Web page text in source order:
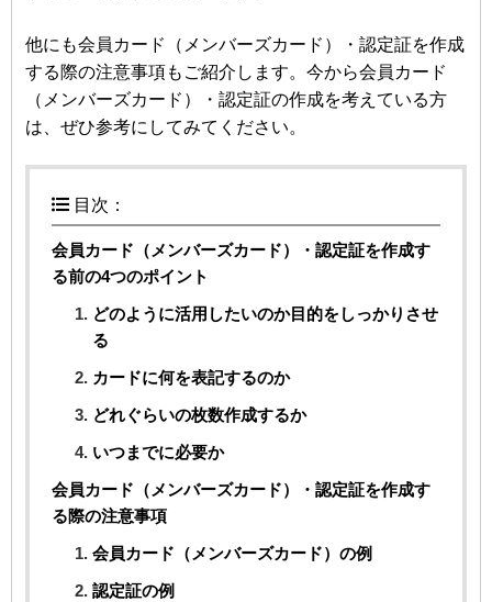
他にも会員カード（メンバーズカード）・認定証を作成
する際の注意事項もご紹介します。今から会員カード
（メンバーズカード）・認定証の作成を考えている方
は、ぜひ参考にしてみてください。
目次：
会員カード（メンバーズカード）・認定証を作成す
る前の4つのポイント
どのように活用したいのか目的をしっかりさせ
る
カードに何を表記するのか
どれぐらいの枚数作成するか
いつまでに必要か
会員カード（メンバーズカード）・認定証を作成す
る際の注意事項
会員カード（メンバーズカード）の例
認定証の例